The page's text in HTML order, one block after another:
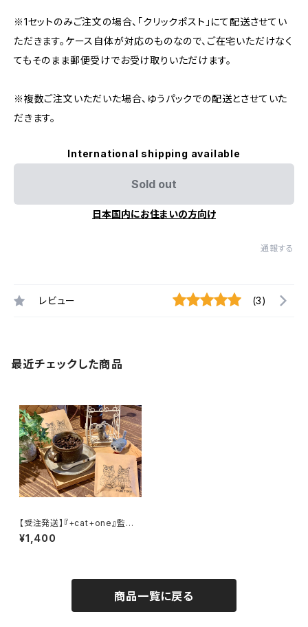
※1セットのみご注文の場合、「クリックポスト」にて配送させてい
ただきます。ケース自体が対応のものなので、ご在宅いただけなく
てもそのまま郵便受けでお受け取りいただけます。
※複数ご注文いただいた場合、ゆうパックでの配送とさせていた
だきます。
International shipping available
Sold out
日本国内にお住まいの方向け
通報する
レビュー (3)
最近チェックした商品
【受注発送】『+cat+one』監修
スペシャルパッケージ 010オリ
ジナルブレンド【ドリップバッグ4
¥1,400
商品一覧に戻る